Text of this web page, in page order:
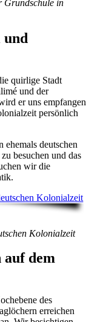
Grundschule in
und
quirlige Stadt
und der
er uns empfangen
persönlich
deutschen
besuchen und das
wir die
Kolonialzeit
auf dem
des
erreichen